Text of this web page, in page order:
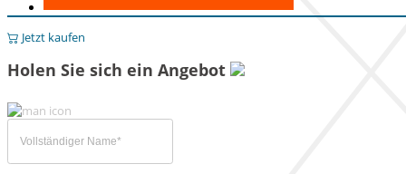
Jetzt kaufen
Holen Sie sich ein Angebot